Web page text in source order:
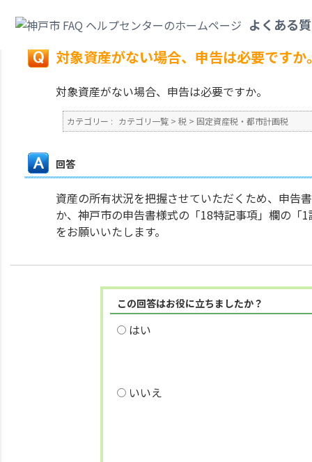
よくある
戻る
対象資産がない場合、申告は必要ですか
対象資産がない場合、申告は必要ですか。
カテゴリー : カテゴリ一覧 > 税 > 固定資産税・都市計画税
回答
資産の所有状況を把握させていただくため、申告
か、神戸市の申告書様式の「18特記事項」欄の「
をお願いいたします。
この回答はお役に立ちましたか？
はい
いいえ